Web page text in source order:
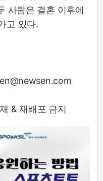
사람은 결혼 이후에
고 있다.
& 재배포 금지